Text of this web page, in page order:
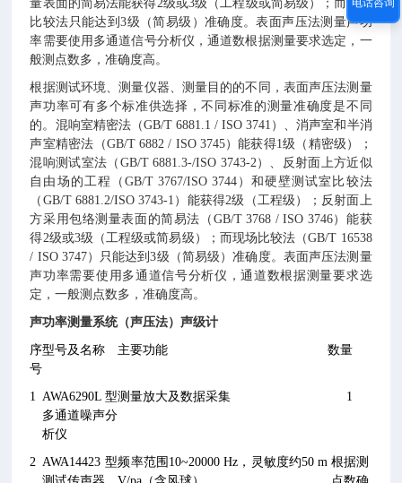
量表面的简易法能获得2级或3级（工程级或简易级）；而现场
比较法只能达到3级 （简易级）准确度。表面声压法测量声功
率需要使用多通道信号分析仪，通道数根据测量要求选定，一
般测点数多，准确度高。
根据测试环境、测量仪器、测量目的的不同，表面声压法测量
声功率可有多个标准供选择，不同标准的测量准确度是不同
的。混响室精密法（GB/T 6881.1 / ISO 3741 ） 、消声室和半消
声室精密法 （GB/T 6882 / ISO 3745）能获得1级（精密级）；
混响测试室法 （ GB/T 6881.3-/ISO 3743-2） 、反射面上方近似
自由场的工程
（ GB/T 3767/ISO 3744）和硬壁测试室比较法
（ GB/T 6881.2/ISO 3743-1 ） 能获得2级（工程级）；反射面上
方采用包络测量表面的简易法 （ GB/T 3768 / ISO 3746） 能获
得2级或3级（工程级或简易级）；而现场比较法（GB/T 16538
/ ISO 3747）只能达到3级 （简易级）准确度。表面声压法测量
声功率需要使用多通道信号分析仪，通道数根据测量要求选
定，一般测点数多，准确度高。
声功率测量系统（声压法）声级计
序
号
型号及名称 主要功能 数量
1 AWA6290L型
多通道噪声分
析仪
测量放大及数据采集 1
2 AWA14423 型频率范围 10~20000 Hz ，灵敏度约50 m 根据测
电话咨询